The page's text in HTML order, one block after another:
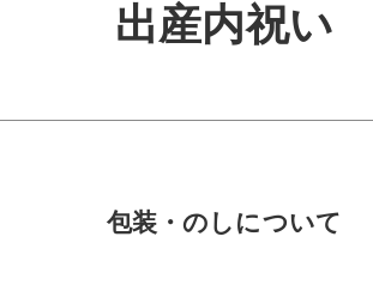
出産内祝い
包装・のしについて